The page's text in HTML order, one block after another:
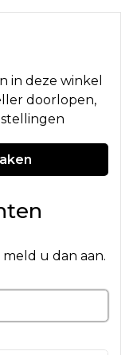
in deze winkel
doorlopen,
u dan aan.